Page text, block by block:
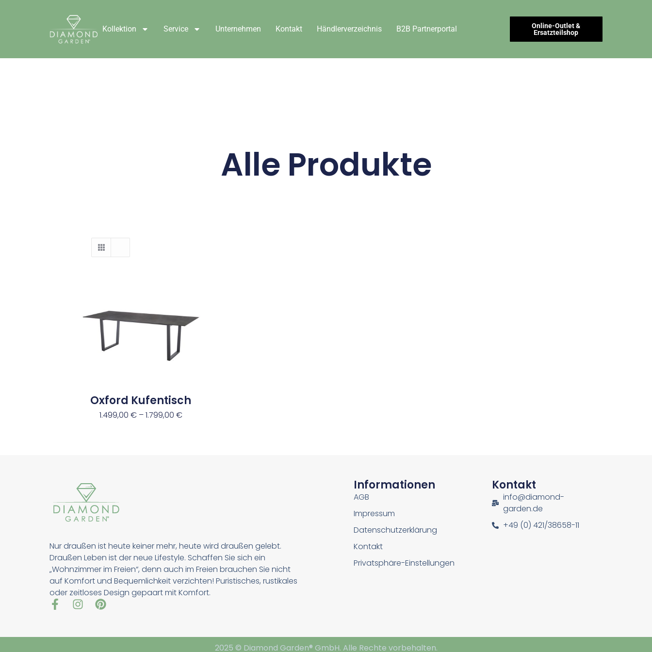
Kollektion Service Unternehmen Kontakt Händlerverzeichnis B2B Partnerportal
Online-Outlet &
Ersatzteilshop
Alle Produkte
Oxford Kufentisch
1.499,00 € –1.799,00 €
Nur draußen ist heute keiner mehr, heute wird draußen gelebt.
Draußen Leben ist der neue Lifestyle. Schaffen Sie sich ein
„Wohnzimmer im Freien“, denn auch im Freien brauchen Sie nicht
auf Komfort und Bequemlichkeit verzichten! Puristisches, rustikales
oder zeitloses Design gepaart mit Komfort.
Informationen
AGB
Impressum
Datenschutzerklärung
Kontakt
Privatsphäre-Einstellungen
Kontakt
info@diamond-
garden.de
+49 (0) 421/38658-11
2025 © Diamond Garden® GmbH. Alle Rechte vorbehalten.